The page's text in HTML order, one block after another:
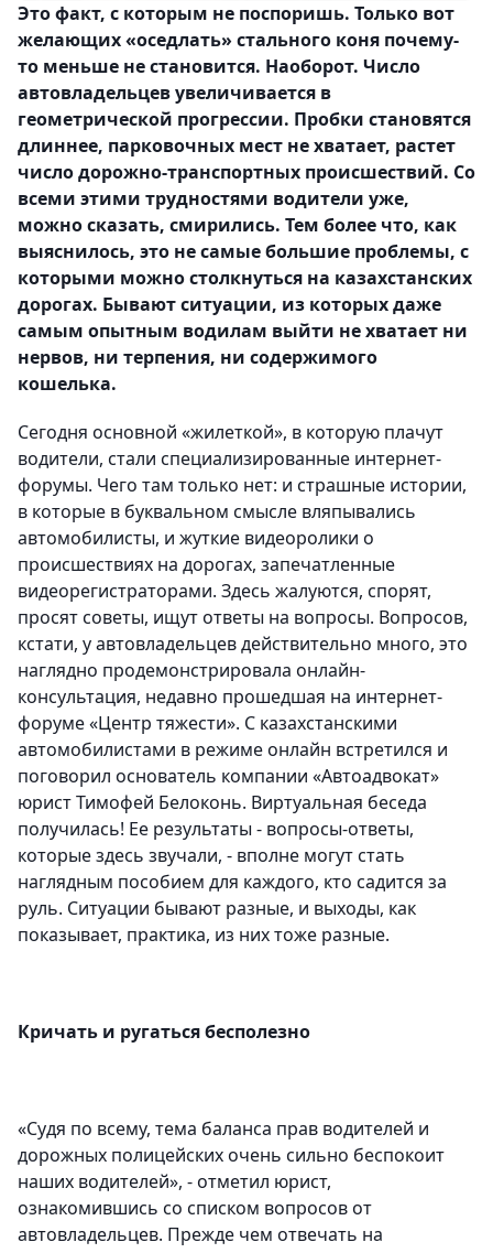
Это факт, с которым не поспоришь. Только вот
желающих «оседлать» стального коня почему-
то меньше не становится. Наоборот. Число
автовладельцев увеличивается в
геометрической прогрессии. Пробки становятся
длиннее, парковочных мест не хватает, растет
число дорожно-транспортных происшествий. Со
всеми этими трудностями водители уже,
можно сказать, смирились. Тем более что, как
выяснилось, это не самые большие проблемы, с
которыми можно столкнуться на казахстанских
дорогах. Бывают ситуации, из которых даже
самым опытным водилам выйти не хватает ни
нервов, ни терпения, ни содержимого
кошелька.
Сегодня основной «жилеткой», в которую плачут
водители, стали специализированные интернет-
форумы. Чего там только нет: и страшные истории,
в которые в буквальном смысле вляпывались
автомобилисты, и жуткие видеоролики о
происшествиях на дорогах, запечатленные
видеорегистраторами. Здесь жалуются, спорят,
просят советы, ищут ответы на вопросы. Вопросов,
кстати, у автовладельцев действительно много, это
наглядно продемонстрировала онлайн-
консультация, недавно прошедшая на интернет-
форуме «Центр тяжести». С казахстанскими
автомобилистами в режиме онлайн встретился и
поговорил основатель компании «Автоадвокат»
юрист Тимофей Белоконь. Виртуальная беседа
получилась! Ее результаты - вопросы-ответы,
которые здесь звучали, - вполне могут стать
наглядным пособием для каждого, кто садится за
руль. Ситуации бывают разные, и выходы, как
показывает, практика, из них тоже разные.
Кричать и ругаться бесполезно
«Судя по всему, тема баланса прав водителей и
дорожных полицейских очень сильно беспокоит
наших водителей», - отметил юрист,
ознакомившись со списком вопросов от
автовладельцев. Прежде чем отвечать на